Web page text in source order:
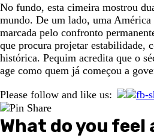
No fundo, esta cimeira mostrou
mundo. De um lado, uma
marcada pelo confronto
que procura projetar estabilidade,
histórica. Pequim acredita que o
age como quem já começou a
Please follow and like us:
What do you